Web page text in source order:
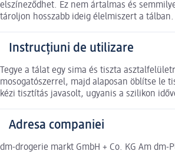
elszíneződhet. Ez nem ártalmas és
tároljon hosszabb ideig élelmiszert a
Instrucțiuni de utilizare
Tegye a tálat egy sima és tiszta
mosogatószerrel, majd alaposan öblítse le
kézi tisztítás javasolt, ugyanis a szilikon
Adresa companiei
dm-drogerie markt GmbH + Co. KG Am dm-